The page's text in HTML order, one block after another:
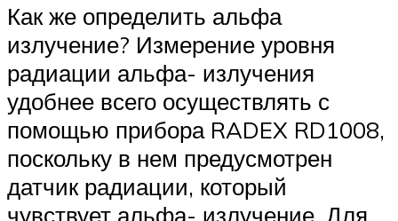
Как же определить альфа
излучение? Измерение уровня
радиации альфа- излучения
удобнее всего осуществлять с
помощью прибора RADEX RD1008,
поскольку в нем предусмотрен
датчик радиации, который
чувствует альфа- излучение. Для